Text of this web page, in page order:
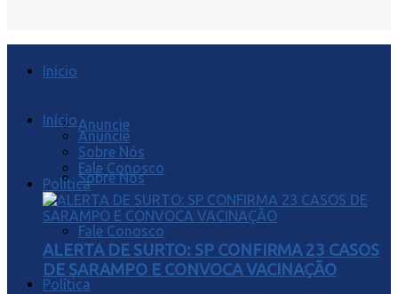
Início
Anuncie
Sobre Nós
Fale Conosco
Política
Início
Anuncie
Sobre Nós
Fale Conosco
Política
ALERTA DE SURTO: SP CONFIRMA 23 CASOS
DE SARAMPO E CONVOCA VACINAÇÃO